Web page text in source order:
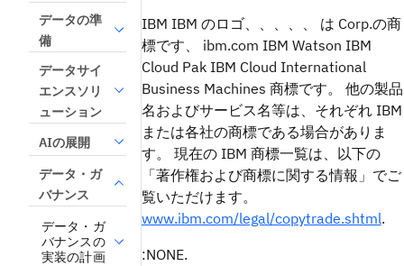
データの準
備
データサイ
エンスソリ
ューション
AIの展開
データ・ガ
バナンス
データ・ガ
バナンスの
実装の計画
IBM IBM のロゴ、、、、、 は Corp.の商
標です、 ibm.com IBM Watson IBM
Cloud Pak IBM Cloud International
Business Machines 商標です。 他の製品
名およびサービス名等は、それぞれ IBM
または各社の商標である場合がありま
す。 現在の IBM 商標一覧は、以下の
「著作権および商標に関する情報」でご
覧いただけます。
www.ibm.com/legal/copytrade.shtml.
:NONE.